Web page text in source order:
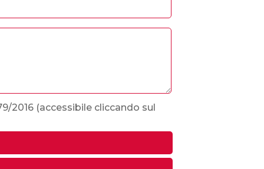
2016 (accessibile cliccando sul